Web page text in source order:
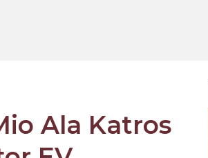
Ala Katros